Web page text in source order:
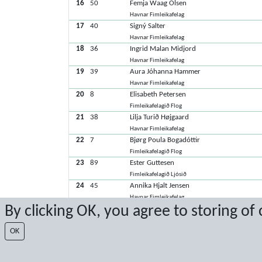
By clicking OK, you agree to storing
OK
16 50 Femja Waag Olsen
Havnar Fimleikafelag
17 40 Signý Salter
Havnar Fimleikafelag
18 36 Ingrid Malan Midjord
Havnar Fimleikafelag
19 39 Aura Jóhanna Hammer
Havnar Fimleikafelag
20 8 Elisabeth Petersen
Fimleikafelagið Flog
21 38 Lilja Turið Højgaard
Havnar Fimleikafelag
22 7 Bjørg Poula Bogadóttir
Fimleikafelagið Flog
23 89 Ester Guttesen
Fimleikafelagið Ljósið
24 45 Annika Hjalt Jensen
Havnar Fimleikafelag
25 92 Lív Lamhauge Jacobsen
Fimleikafelagið Ljósið